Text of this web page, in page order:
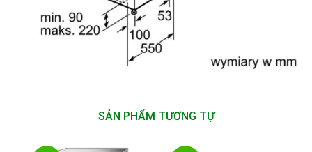
SẢN PHẨM TƯƠNG TỰ